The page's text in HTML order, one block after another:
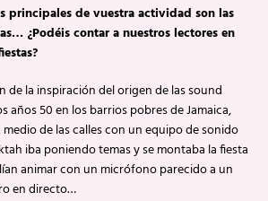
principales de vuestra actividad son las
¿Podéis contar a nuestros lectores en
de la inspiración del origen de las sound
años 50 en los barrios pobres de Jamaica,
de las calles con un equipo de sonido
iba poniendo temas y se montaba la fiesta
animar con un micrófono parecido a un
en directo…